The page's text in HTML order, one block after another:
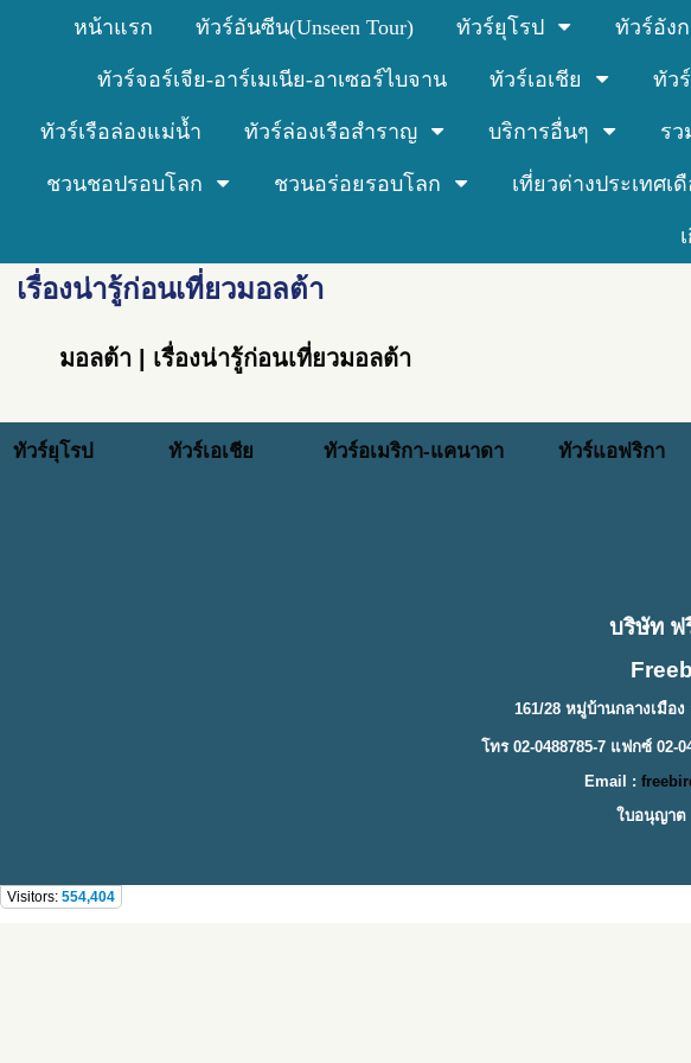
หน้าแรก ทัวร์อันซีน(Unseen Tour) ทัวร์ยุโรป ทัวร์อัง
ทัวร์จอร์เจีย-อาร์เมเนีย-อาเซอร์ไบจาน ทัวร์เอเชีย ทัว
ทัวร์เรือล่องแม่น้ำ ทัวร์ล่องเรือสำราญ บริการอื่นๆ รว
ชวนชอปรอบโลก ชวนอร่อยรอบโลก เที่ยวต่างประเทศเ
เรื่องน่ารู้ก่อนเที่ยวมอลต้า
มอลต้า | เรื่องน่ารู้ก่อนเที่ยวมอลต้า
ทัวร์ยุโรป ทัวร์เอเชีย ทัวร์อเมริกา-แคนาดา ทัวร์แอฟริกา
บริษัท ฟ
161/28 หมู่บ้านกลางเมือ
โทร 02-0488785-7 แฟกซ์ 02-
Email :
ใบอนุญาต
Visitors: 554,404